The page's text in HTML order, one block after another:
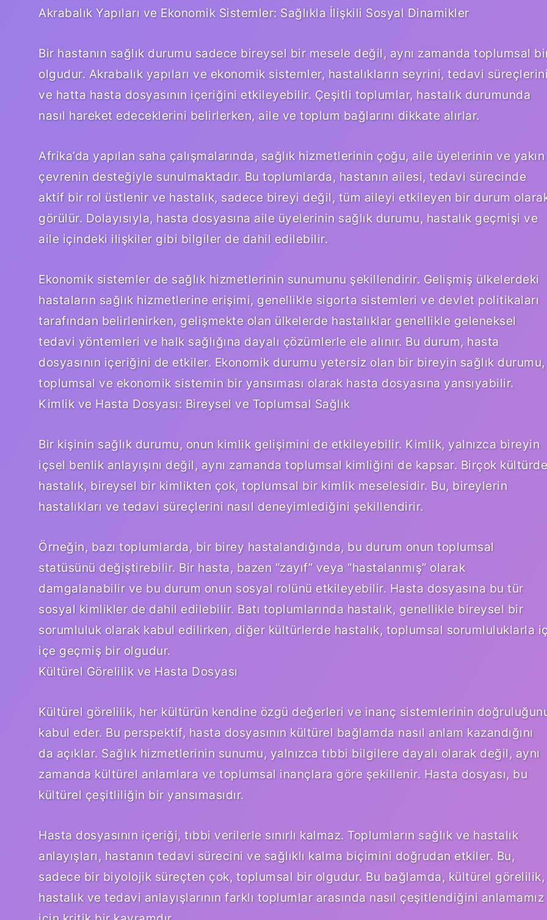
Akrabalık Yapıları ve Ekonomik Sistemler: Sağlıkla İlişkili Sosyal Dinamikler
Bir hastanın sağlık durumu sadece bireysel bir mesele değil, aynı zamanda toplumsal
olgudur. Akrabalık yapıları ve ekonomik sistemler, hastalıkların seyrini, tedavi
ve hatta hasta dosyasının içeriğini etkileyebilir. Çeşitli toplumlar, hastalık durumunda
nasıl hareket edeceklerini belirlerken, aile ve toplum bağlarını dikkate alırlar.
Afrika’da yapılan saha çalışmalarında, sağlık hizmetlerinin çoğu, aile üyelerinin ve yakın
çevrenin desteğiyle sunulmaktadır. Bu toplumlarda, hastanın ailesi, tedavi sürecinde
aktif bir rol üstlenir ve hastalık, sadece bireyi değil, tüm aileyi etkileyen bir durum
görülür. Dolayısıyla, hasta dosyasına aile üyelerinin sağlık durumu, hastalık geçmişi ve
aile içindeki ilişkiler gibi bilgiler de dahil edilebilir.
Ekonomik sistemler de sağlık hizmetlerinin sunumunu şekillendirir. Gelişmiş ülkelerdeki
hastaların sağlık hizmetlerine erişimi, genellikle sigorta sistemleri ve devlet politikaları
tarafından belirlenirken, gelişmekte olan ülkelerde hastalıklar genellikle geleneksel
tedavi yöntemleri ve halk sağlığına dayalı çözümlerle ele alınır. Bu durum, hasta
dosyasının içeriğini de etkiler. Ekonomik durumu yetersiz olan bir bireyin sağlık durumu,
toplumsal ve ekonomik sistemin bir yansıması olarak hasta dosyasına yansıyabilir.
Kimlik ve Hasta Dosyası: Bireysel ve Toplumsal Sağlık
Bir kişinin sağlık durumu, onun kimlik gelişimini de etkileyebilir. Kimlik, yalnızca bireyin
içsel benlik anlayışını değil, aynı zamanda toplumsal kimliğini de kapsar. Birçok kültürde
hastalık, bireysel bir kimlikten çok, toplumsal bir kimlik meselesidir. Bu, bireylerin
hastalıkları ve tedavi süreçlerini nasıl deneyimlediğini şekillendirir.
Örneğin, bazı toplumlarda, bir birey hastalandığında, bu durum onun toplumsal
statüsünü değiştirebilir. Bir hasta, bazen “zayıf” veya “hastalanmış” olarak
damgalanabilir ve bu durum onun sosyal rolünü etkileyebilir. Hasta dosyasına bu tür
sosyal kimlikler de dahil edilebilir. Batı toplumlarında hastalık, genellikle bireysel bir
sorumluluk olarak kabul edilirken, diğer kültürlerde hastalık, toplumsal sorumluluklarla
içe geçmiş bir olgudur.
Kültürel Görelilik ve Hasta Dosyası
Kültürel görelilik, her kültürün kendine özgü değerleri ve inanç sistemlerinin
kabul eder. Bu perspektif, hasta dosyasının kültürel bağlamda nasıl anlam kazandığını
da açıklar. Sağlık hizmetlerinin sunumu, yalnızca tıbbi bilgilere dayalı olarak değil, aynı
zamanda kültürel anlamlara ve toplumsal inançlara göre şekillenir. Hasta dosyası, bu
kültürel çeşitliliğin bir yansımasıdır.
Hasta dosyasının içeriği, tıbbi verilerle sınırlı kalmaz. Toplumların sağlık ve hastalık
anlayışları, hastanın tedavi sürecini ve sağlıklı kalma biçimini doğrudan etkiler. Bu,
sadece bir biyolojik süreçten çok, toplumsal bir olgudur. Bu bağlamda, kültürel görelilik,
hastalık ve tedavi anlayışlarının farklı toplumlar arasında nasıl çeşitlendiğini anlamamız